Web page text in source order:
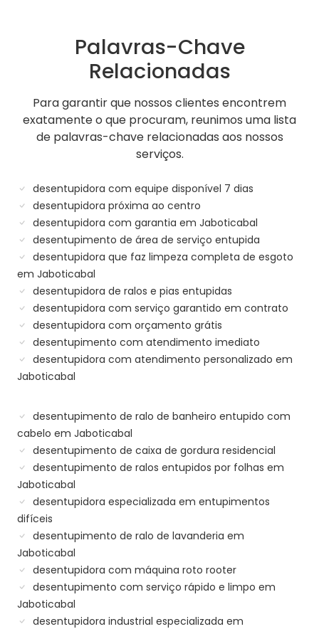
Palavras-Chave
Relacionadas
Para garantir que nossos clientes encontrem
exatamente o que procuram, reunimos uma lista
de palavras-chave relacionadas aos nossos
serviços.
desentupidora com equipe disponível 7 dias
desentupidora próxima ao centro
desentupidora com garantia em Jaboticabal
desentupimento de área de serviço entupida
desentupidora que faz limpeza completa de esgoto
em Jaboticabal
desentupidora de ralos e pias entupidas
desentupidora com serviço garantido em contrato
desentupidora com orçamento grátis
desentupimento com atendimento imediato
desentupidora com atendimento personalizado em
Jaboticabal
desentupimento de ralo de banheiro entupido com
cabelo em Jaboticabal
desentupimento de caixa de gordura residencial
desentupimento de ralos entupidos por folhas em
Jaboticabal
desentupidora especializada em entupimentos
difíceis
desentupimento de ralo de lavanderia em
Jaboticabal
desentupidora com máquina roto rooter
desentupimento com serviço rápido e limpo em
Jaboticabal
desentupidora industrial especializada em